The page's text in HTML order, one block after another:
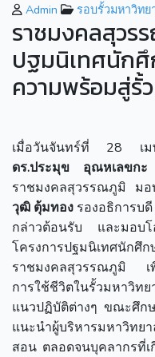
Admin รอบรั้วมหาวิทย
ราชมงคลสุวร
ปฐมนิเทศนักศึ
ความพร้อมสู่รั้
เมื่อวันจันทร์ที่ 28 เ
ดร.ประมุข อุณหเลขกะ
ราชมงคลสุวรรณภูมิ มอ
วุฒิ ตุ้มทอง รองอธิการบ
กล่าวต้อนรับ และมอบโ
โครงการปฐมนิเทศนักศึ
ราชมงคลสุวรรณภูมิ เพื่
การใช้ชีวิตในรั้วมหาวิ
แนวปฏิบัติต่างๆ ขณะศึกษ
แนะนำผู้บริหารมหาวิทย
สอน ตลอดจนบุคลากรที่